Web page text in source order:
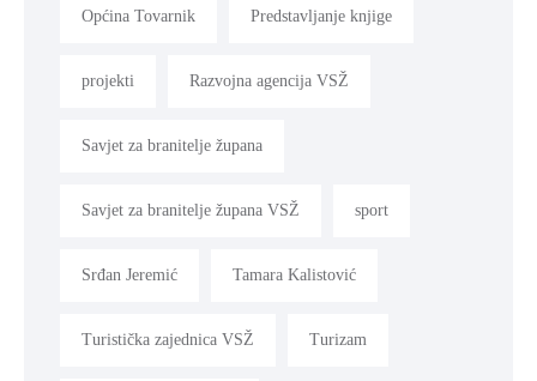
Općina Tovarnik Predstavljanje knjige
projekti Razvojna agencija VSŽ
Savjet za branitelje župana
Savjet za branitelje župana VSŽ sport
Srđan Jeremić Tamara Kalistović
Turistička zajednica VSŽ Turizam